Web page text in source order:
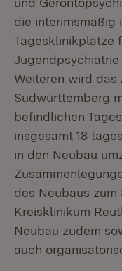
die interimsmäßig
Tagesklinikplätze
Jugendpsychiatrie
Weiteren wird das
Südwürttemberg
befindlichen
insgesamt 18
in den Neubau
des Neubaus zum
Kreisklinikum
Neubau zudem
auch